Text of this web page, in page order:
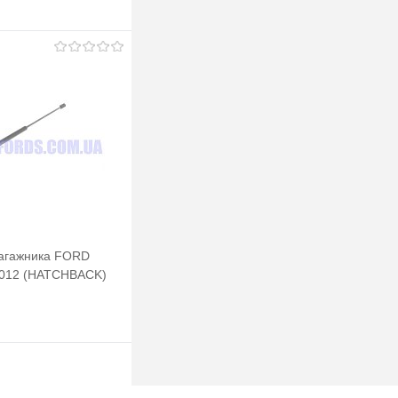
FORD
(HATCHBACK)